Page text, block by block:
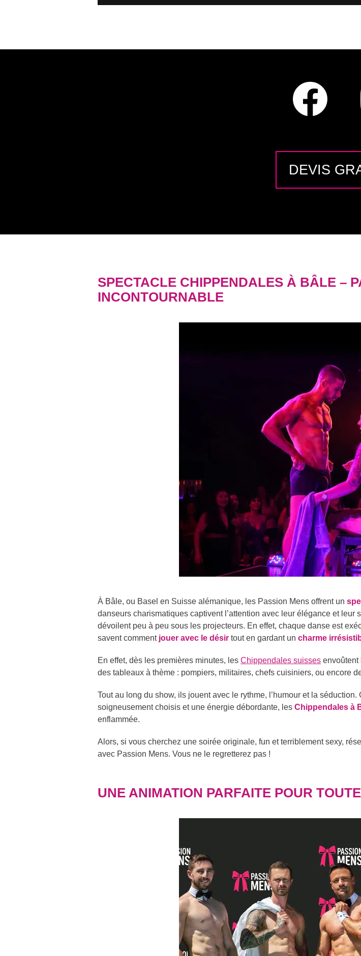
DEVIS
SPECTACLE CHIPPENDALES À BÂLE –
INCONTOURNABLE
À Bâle, ou Basel en Suisse alémanique, les Passion Mens offrent un
danseurs charismatiques captivent l’attention avec leur élégance et
dévoilent peu à peu sous les projecteurs. En effet, chaque danse est
savent comment jouer avec le désir tout en gardant un charme
En effet, dès les premières minutes, les Chippendales suisses envoûtent
des tableaux à thème : pompiers, militaires, chefs cuisiniers, ou encore
Tout au long du show, ils jouent avec le rythme, l’humour et la
soigneusement choisis et une énergie débordante, les Chippendales à
enflammée.
Alors, si vous cherchez une soirée originale, fun et terriblement sexy,
avec Passion Mens. Vous ne le regretterez pas !
UNE ANIMATION PARFAITE POUR